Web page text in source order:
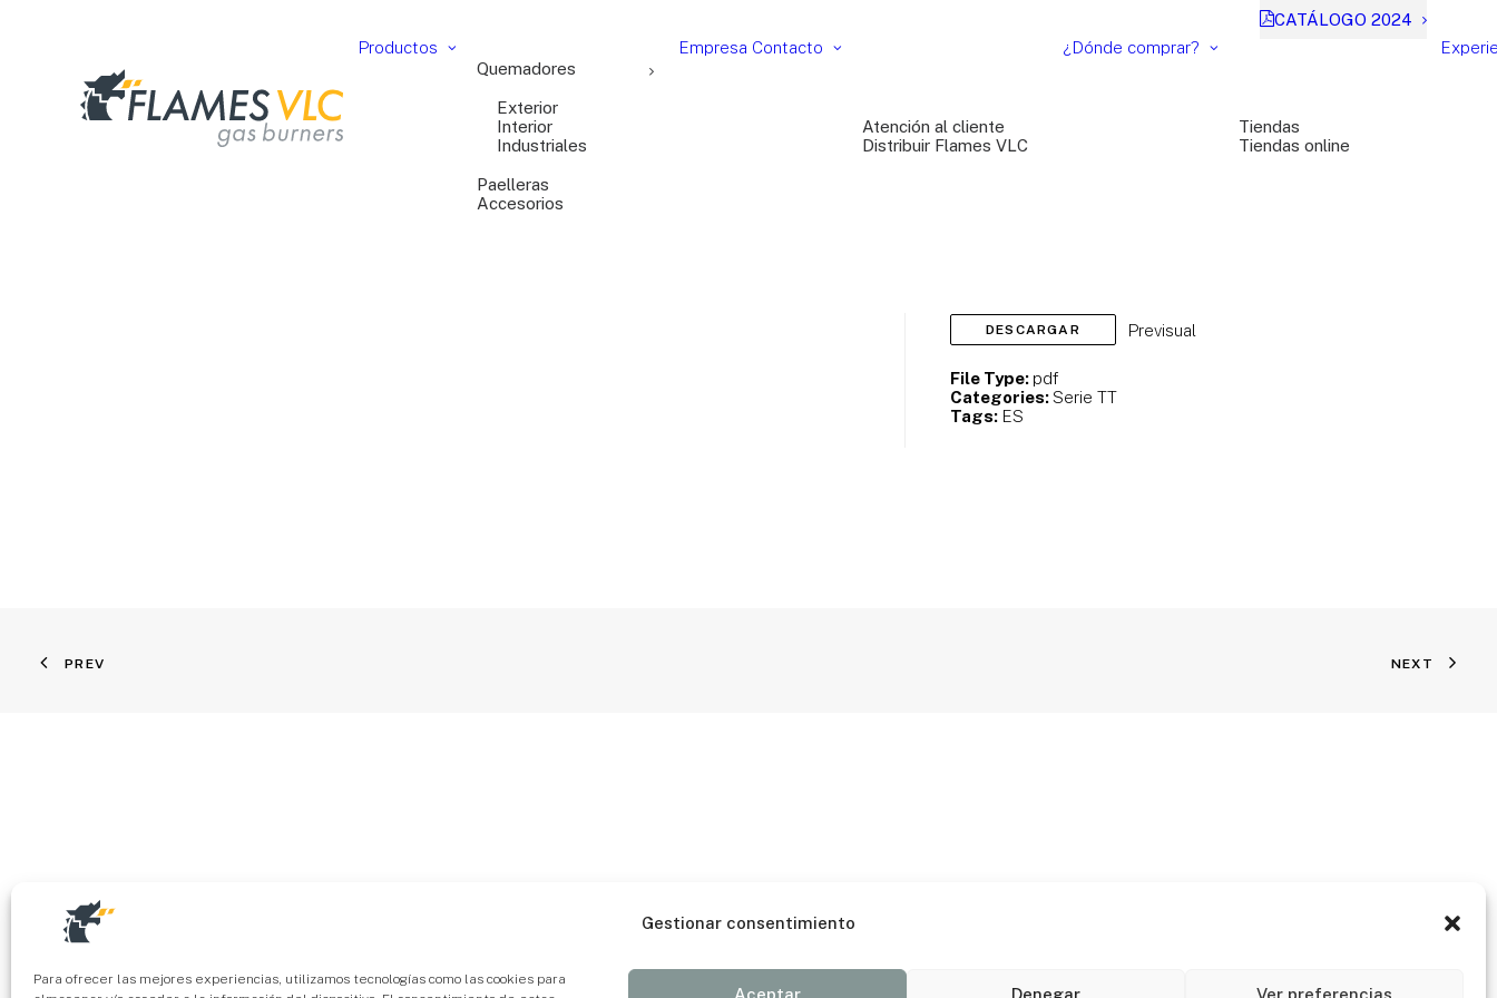
Gestionar consentimiento
Para ofrecer las mejores experiencias, utilizamos tecnologías como las cookies para
Aceptar Denegar Ver preferencias
CATÁLOGO 2024
Productos
Quemadores
Exterior
Interior
Industriales
Paelleras
Accesorios
Empresa Contacto
Atención al cliente
Distribuir Flames VLC
¿Dónde comprar?
Tiendas
Tiendas online
DESCARGAR Previsual
File Type: pdf
Categories:Serie TT
Tags: ES
PREV NEXT